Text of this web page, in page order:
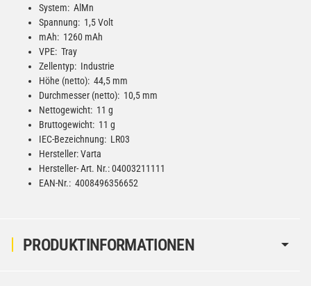
PRODUKTINFORMATIONEN
System: AlMn
Spannung: 1,5 Volt
mAh: 1260 mAh
VPE: Tray
Zellentyp: Industrie
Höhe (netto): 44,5 mm
Durchmesser (netto): 10,5 mm
Nettogewicht: 11 g
Bruttogewicht: 11 g
IEC-Bezeichnung: LR03
Hersteller: Varta
Hersteller- Art. Nr.: 04003211111
EAN-Nr.: 4008496356652